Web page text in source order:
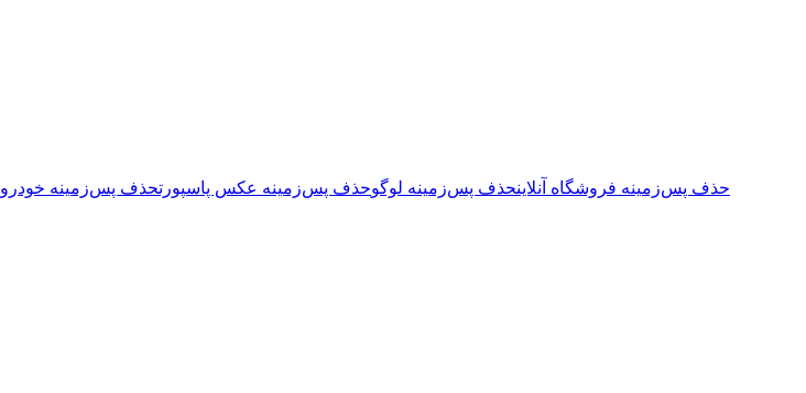
حذف پس‌زمینه فروشگاه آنلاینحذف پس‌زمینه لوگوحذف پس‌زمینه عکس پاسپورتحذف پس‌زمینه خودرو